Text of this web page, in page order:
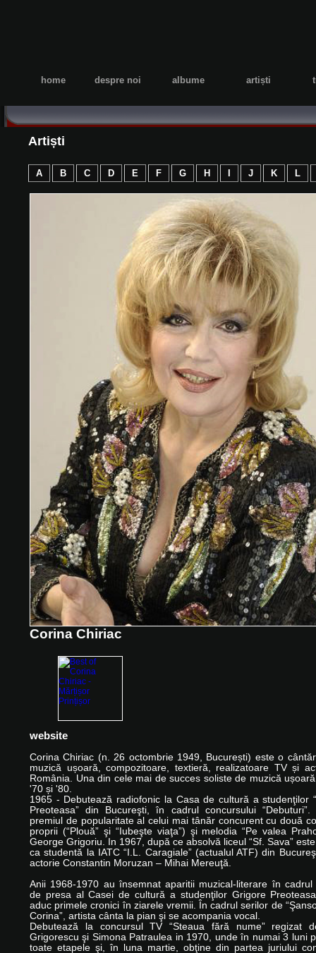
home despre noi albume artiști
Artiști
A B C D E F G H J K L
Corina Chiriac
website
Corina Chiriac (n. 26 octombrie 1949, București) este o
muzică ușoară, compozitoare, textieră, realizatoare TV și
România. Una din cele mai de succes soliste de muzică
'70 și '80.
1965 - Debutează radiofonic la Casa de cultură a studenţilor
Preoteasa” din Bucureşti, în cadrul concursului “Debuturi”.
premiul de popularitate al celui mai tânăr concurent cu două
proprii (“Plouă” şi “Iubeşte viaţa”) şi melodia “Pe valea
George Grigoriu. In 1967, după ce absolvă liceul “Sf. Sava”
ca studentă la IATC “I.L. Caragiale” (actualul ATF) din
actorie Constantin Moruzan – Mihai Mereuţă.
Anii 1968-1970 au însemnat aparitii muzical-literare în cadrul
de presa al Casei de cultură a studenţilor Grigore
aduc primele cronici în ziarele vremii. În cadrul serilor de
Corina”, artista cânta la pian şi se acompania vocal.
Debutează la concursul TV “Steaua fără nume” regizat
Grigorescu şi Simona Patraulea in 1970, unde în numai 3 luni
toate etapele şi, în luna martie, obţine din partea juriului